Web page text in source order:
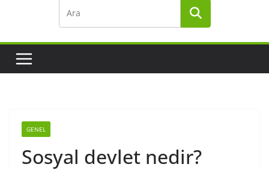
GENEL
Sosyal devlet nedir?